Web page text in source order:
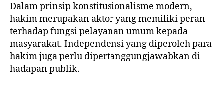
Dalam prinsip konstitusionalisme modern,
hakim merupakan aktor yang memiliki peran
terhadap fungsi pelayanan umum kepada
masyarakat. Independensi yang diperoleh para
hakim juga perlu dipertanggungjawabkan di
hadapan publik.